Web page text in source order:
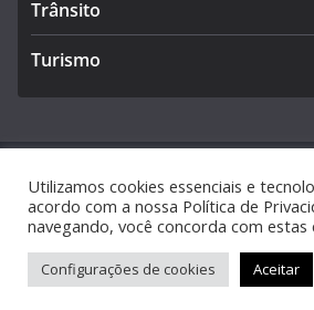
Trânsito
Turismo
Copyright © 2026Caldas Notícias.
reservados.
Tema:ColorMagpor ThemeGrill.
Utilizamos cookies essenciais e
acordo com a nossa Política de
navegando, você concorda com estas
Configurações de cookies Aceitar